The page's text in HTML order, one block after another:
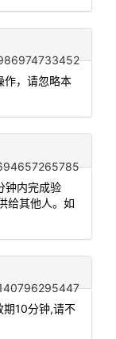
作，请忽略本
钟内完成验
给其他人。如
期10分钟,请不